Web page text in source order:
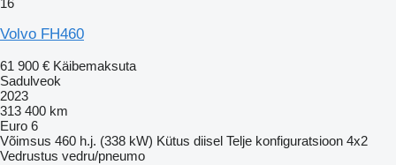
Volvo FH460
61 900 € Käibemaksuta
Sadulveok
2023
313 400 km
Euro 6
Võimsus 460 h.j. (338 kW) Kütus diisel Telje konfiguratsioon 4x2
Vedrustus vedru/pneumo